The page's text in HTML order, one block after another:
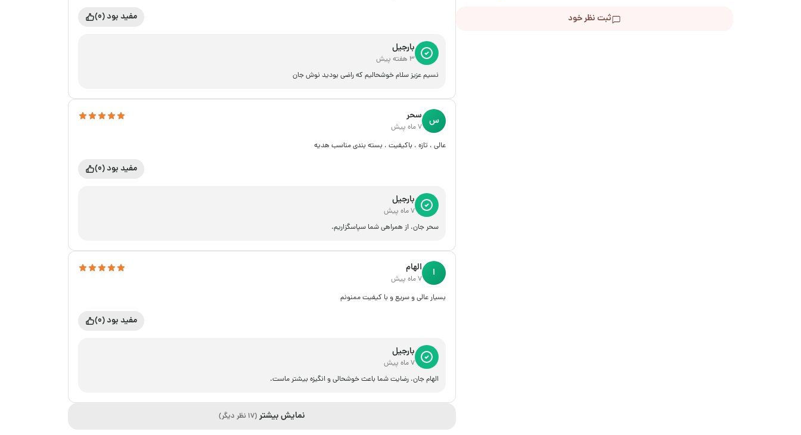
ثبت نظر خود مفید بود (0)
بارجیل
3 هفته پیش
نسیم عزیز سلام خوشحالیم که راضی بودید نوش جان
سحر
7 ماه پیش س
عالی ، تازه ، باکیفیت ، بسته بندی مناسب هدیه
مفید بود (0)
بارجیل
7 ماه پیش
سحر جان، از همراهی شما سپاسگزاریم.
الهام
7 ماه پیش ا
بسیار عالی و سریع و با کیفیت ممنونم
مفید بود (0)
بارجیل
7 ماه پیش
الهام جان، رضایت شما باعث خوشحالی و انگیزه بیشتر ماست.
نمایش بیشتر (17 نظر دیگر)